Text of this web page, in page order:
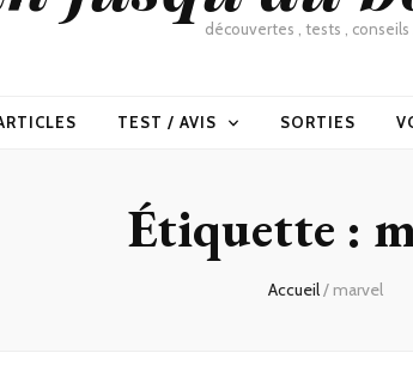
découvertes , tests , conseils
TEST / AVIS SORTIES
Étiquette :
Accueil/ marvel